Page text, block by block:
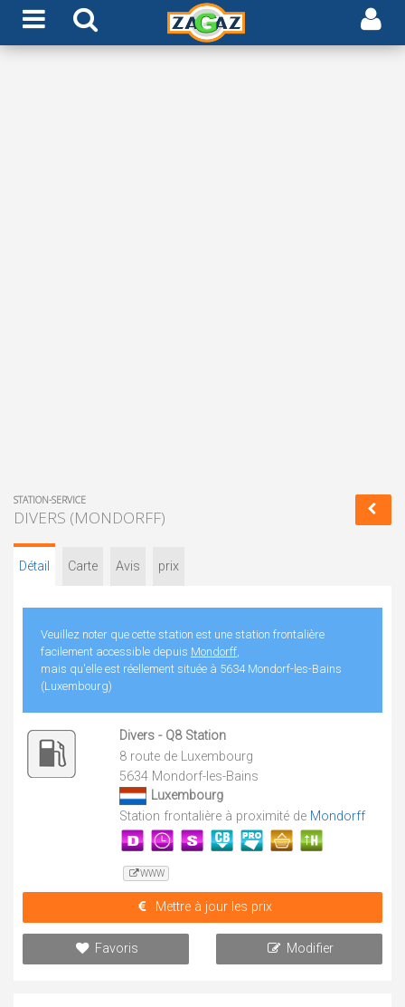
STATION-SERVICE
DIVERS (MONDORFF)
Détail Carte Avis prix
Veuillez noter que cette station est une station frontalière
facilement accessible depuis Mondorff,
mais qu'elle est réellement située à 5634 Mondorf-les-Bains
(Luxembourg)
Divers - Q8 Station
8 route de Luxembourg
5634 Mondorf-les-Bains
Luxembourg
Station frontalière à proximité de Mondorff
WWW
Mettre à jour les prix
Favoris Modifier